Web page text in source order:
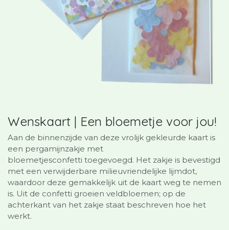
Wenskaart | Een bloemetje voor jou!
Aan de binnenzijde van deze vrolijk gekleurde kaart is
een pergamijnzakje met
bloemetjesconfetti toegevoegd. Het zakje is bevestigd
met een verwijderbare milieuvriendelijke lijmdot,
waardoor deze gemakkelijk uit de kaart weg te nemen
is. Uit de confetti groeien veldbloemen; op de
achterkant van het zakje staat beschreven hoe het
werkt.